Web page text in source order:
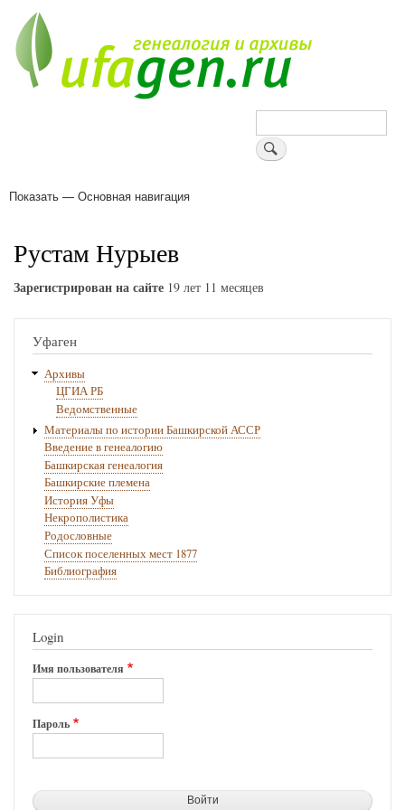
основному
содержанию
Поиск
Основная
Показать — Основная навигация
Рустам Нурыев
Зарегистрирован на сайте 19 лет 11 месяцев
Уфаген
Архивы
ЦГИА РБ
Ведомственные
Материалы по истории Башкирской АССР
Введение в генеалогию
Башкирская генеалогия
Башкирские племена
История Уфы
Некрополистика
Родословные
Список поселенных мест 1877
Библиография
Login
Имя пользователя
Пароль